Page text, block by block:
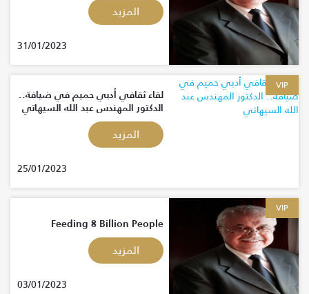
المزيد
31/01/2023
VIP
لقاء ثقافي أدبي حميم في ضيافة..
الدكتور المهندس عبد الله السيهاتي
المزيد
25/01/2023
VIP
Feeding 8 Billion People
المزيد
03/01/2023